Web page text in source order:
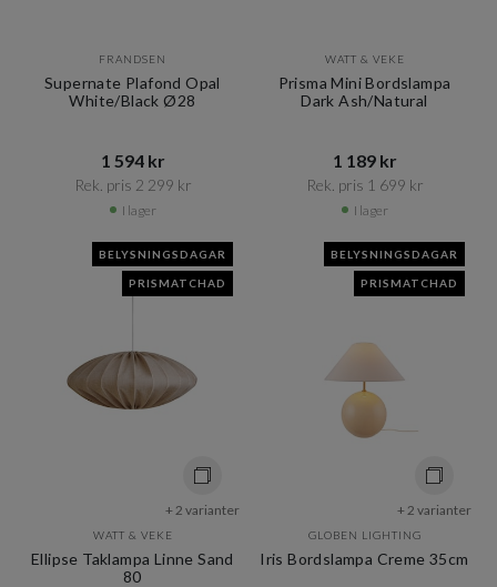
FRANDSEN
Supernate Plafond Opal
White/Black Ø28
1 594 kr​​
Rek. pris 2 299 kr​​
I lager
WATT & VEKE
Prisma Mini Bordslampa
Dark Ash/Natural
1 189 kr​​
Rek. pris 1 699 kr​​
I lager
BELYSNINGSDAGAR
PRISMATCHAD
+ 2 varianter
WATT & VEKE
Ellipse Taklampa Linne Sand
80
BELYSNINGSDAGAR
PRISMATCHAD
+ 2 varianter
GLOBEN LIGHTING
Iris Bordslampa Creme 35cm